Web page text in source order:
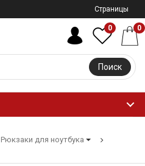
Страницы
Поиск
0 0
Рюкзаки для ноутбука